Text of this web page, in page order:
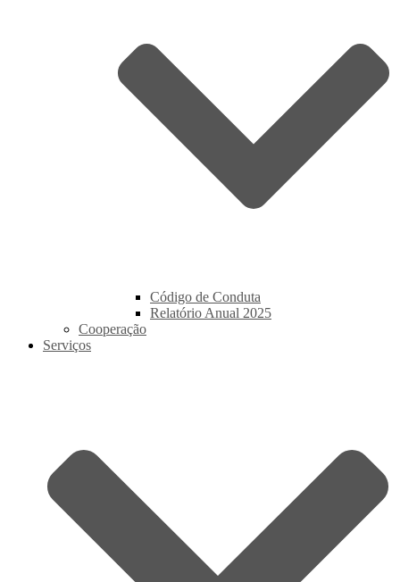
Código de Conduta
Relatório Anual 2025
Cooperação
Serviços